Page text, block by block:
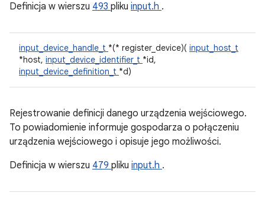
Definicja w wierszu 493 pliku input.h .
input_device_handle_t *(* register_device)( input_host_t
*host, input_device_identifier_t *id,
input_device_definition_t *d)
Rejestrowanie definicji danego urządzenia wejściowego.
To powiadomienie informuje gospodarza o połączeniu
urządzenia wejściowego i opisuje jego możliwości.
Definicja w wierszu 479 pliku input.h .